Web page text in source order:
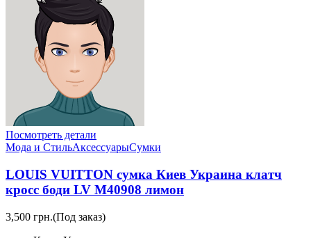
Посмотреть детали
Мода и СтильАксессуарыСумки
LOUIS VUITTON сумка Киев Украина клатч
кросс боди LV M40908 лимон
3,500 грн.(Под заказ)